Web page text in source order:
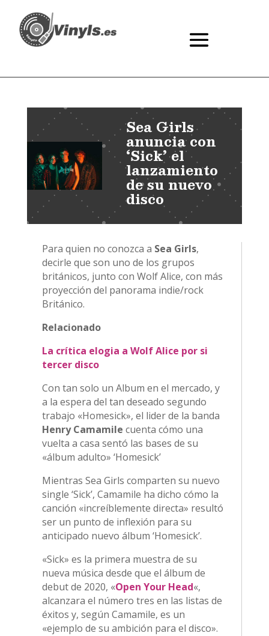
Sea Girls
anuncia con
‘Sick’ el
lanzamiento
de su nuevo
disco
Para quien no conozca a Sea Girls,
decirle que son uno de los grupos
británicos, junto con Wolf Alice, con más
proyección del panorama indie/rock
Británico.
Relacionado
La crítica elogia a Wolf Alice por si
tercer disco
Con tan solo un Album en el mercado, y
a la espera del tan deseado segundo
trabajo «Homesick», el lider de la banda
Henry Camamile cuenta cómo una
vuelta a casa sentó las bases de su
«álbum adulto» ‘Homesick’
Mientras Sea Girls comparten su nuevo
single ‘Sick’, Camamile ha dicho cómo la
canción «increíblemente directa» resultó
ser un punto de inflexión para su
anticipado nuevo álbum ‘Homesick’.
«Sick» es la primera muestra de su
nueva música desde que el álbum de
debut de 2020, «Open Your Head«,
alcanzara el número tres en las listas de
éxitos y, según Camamile, es un
«ejemplo de su ambición para el disco».